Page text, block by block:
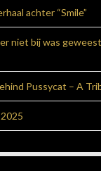
achter “Smile”
niet bij was
Pussycat – A